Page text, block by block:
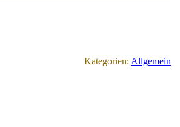
Kategorien: Allgemein